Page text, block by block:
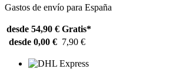
Gastos de envío para España
desde 54,90 € Gratis*
desde 0,00 € 7,90 €